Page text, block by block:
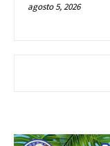
agosto 5, 2026